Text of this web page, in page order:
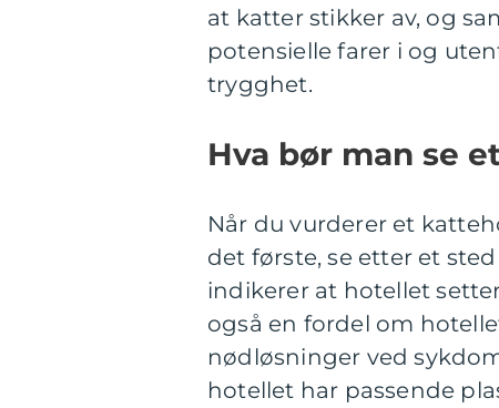
at katter stikker av, og
potensielle farer i og
trygghet.
Hva bør man se
Når du vurderer et
det første, se etter et
indikerer at hotellet
også en fordel om
nødløsninger ved
hotellet har passende